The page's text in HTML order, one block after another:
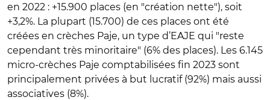
en 2022 : +15.900 places (en "création nette"), soit
+3,2%. La plupart (15.700) de ces places ont été
créées en crèches Paje, un type d’EAJE qui "reste
cependant très minoritaire" (6% des places). Les 6.145
micro-crèches Paje comptabilisées fin 2023 sont
principalement privées à but lucratif (92%) mais aussi
associatives (8%).